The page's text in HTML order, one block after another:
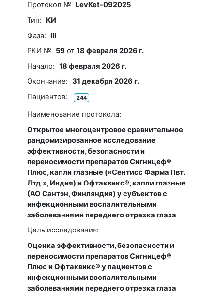
Протокол №
LevKet-092025
Тип:
КИ
Фаза:
III
РКИ №
59 от18 февраля 2026 г.
Начало: 18 февраля 2026 г.
Окончание: 31 декабря 2026 г.
Пациентов:
244
Наименование протокола:
Открытое многоцентровое сравнительное
рандомизированное исследование
эффективности, безопасности и
переносимости препаратов Сигницеф®
Плюс, капли глазные («Сентисс Фарма Пвт.
Лтд.», Индия) и Офтаквикс®, капли глазные
(АО Сантэн, Финляндия) у субъектов с
инфекционными воспалительными
заболеваниями переднего отрезка глаза
Цель исследования:
Оценка эффективности, безопасности и
переносимости препаратов Сигницеф®
Плюс и Офтаквикс® у пациентов с
инфекционными воспалительными
заболеваниями переднего отрезка глаза